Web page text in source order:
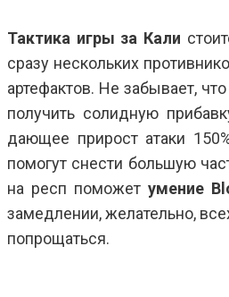
Тактика игры за Кали
сразу нескольких
артефактов. Не забывает,
получить солидную
дающее прирост атаки
помогут снести большую
на респ поможет умение
замедлении, желательно,
попрощаться.